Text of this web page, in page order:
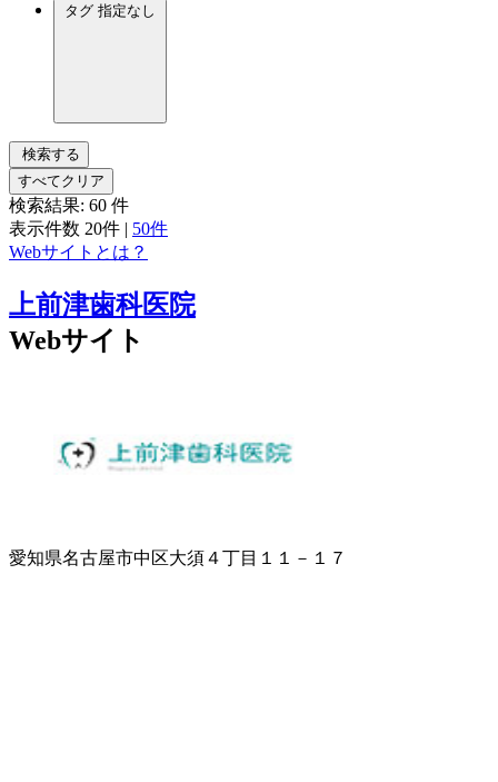
タグ 指定なし
検索する
すべてクリア
検索結果: 60 件
表示件数 20件 | 50件
Webサイトとは？
上前津歯科医院
Webサイト
愛知県名古屋市中区大須４丁目１１－１７